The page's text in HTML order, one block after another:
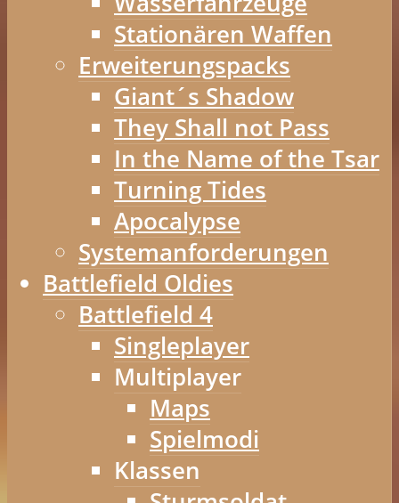
Stationären Waffen
Erweiterungspacks
Giant´s Shadow
They Shall not Pass
In the Name of the Tsar
Turning Tides
Apocalypse
Systemanforderungen
Battlefield Oldies
Battlefield 4
Singleplayer
Multiplayer
Maps
Spielmodi
Klassen